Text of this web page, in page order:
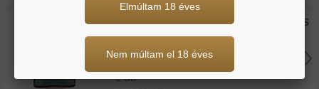
Türkiz kőagyag szögletes szószos
tál 9*9 cm
1 db
Elmúltam 18 éves
Nem múltam el 18 éves